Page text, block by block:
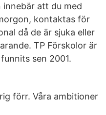
att du med
kontaktas för
då de är sjuka eller
TP Förskolor är
sen 2001.
förr. Våra ambitioner